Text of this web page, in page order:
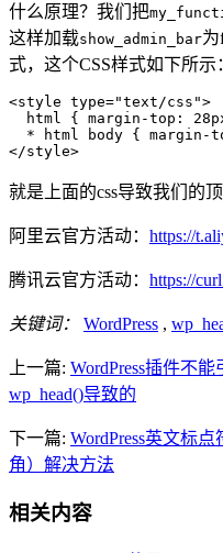
什么原理？我们把
这样加载show_admin_bar
式，这个CSS样式如下所示
<style type="text/css">
html { margin-top:
* html body { margin-
</style>
就是上面的css导致我们的
阿里云官方活动： https://
腾讯云官方活动： https://
关键词： WordPress ,
上一篇: WordPress插件不
wp_head()导致的
下一篇: WordPress英文标
角）解决方法
相关内容